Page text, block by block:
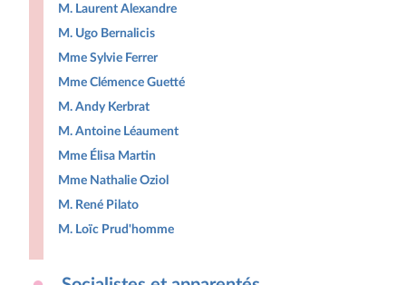
M. Laurent Alexandre
M. Ugo Bernalicis
Mme Sylvie Ferrer
Mme Clémence Guetté
M. Andy Kerbrat
M. Antoine Léaument
Mme Élisa Martin
Mme Nathalie Oziol
M. René Pilato
M. Loïc Prud'homme